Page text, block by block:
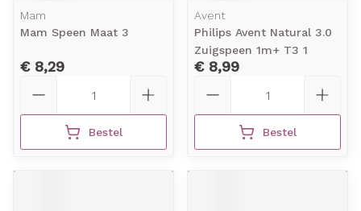
Mam
Mam Speen Maat 3
€ 8,29
Bestel
Avent
Philips Avent Natural 3.0
Zuigspeen 1m+ T3 1
€ 8,99
Bestel